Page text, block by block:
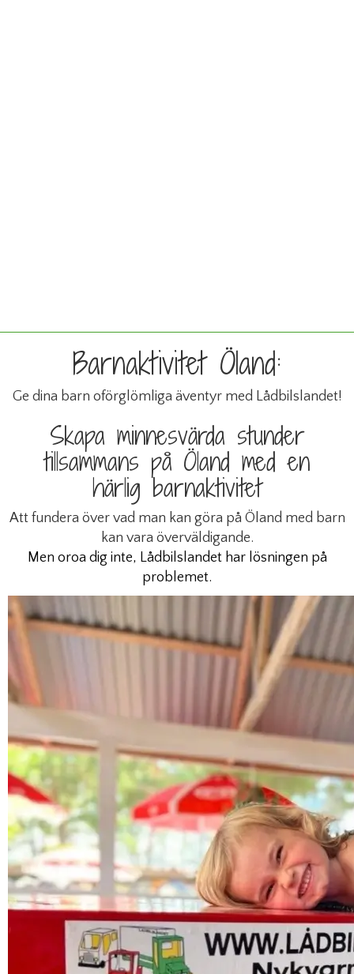
Barnaktivitet Öland:
Ge dina barn oförglömliga äventyr med Lådbilslandet!
Skapa minnesvärda stunder
tillsammans på Öland med en
härlig barnaktivitet
Att fundera över vad man kan göra på Öland med barn
kan vara överväldigande.
Men oroa dig inte, Lådbilslandet har lösningen på
problemet.